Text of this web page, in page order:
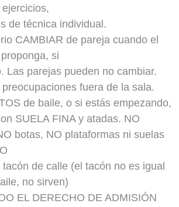
de técnica individual.
CAMBIAR de pareja cuando el
si
Las parejas pueden no cambiar.
fuera de la sala.
de baile, o si estás empezando,
SUELA FINA y atadas. NO
botas, NO plataformas ni suelas
de calle (el tacón no es igual
no sirven)
EL DERECHO DE ADMISIÓN